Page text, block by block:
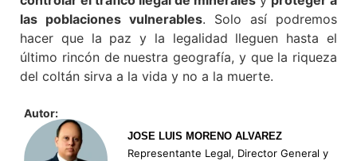
las poblaciones vulnerables. Solo así podremos
hacer que la paz y la legalidad lleguen hasta el
último rincón de nuestra geografía, y que la riqueza
del coltán sirva a la vida y no a la muerte.
Autor:
JOSE LUIS MORENO ALVAREZ
Representante Legal, Director General y